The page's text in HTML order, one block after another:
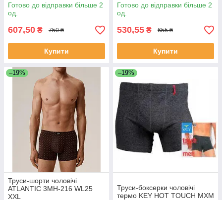
Готово до відправки більше 2
од.
607,50 ₴ 750 ₴
Купити
Готово до відправки більше 2
од.
530,55 ₴ 655 ₴
Купити
–19%
Труси-шорти чоловічі
ATLANTIC 3MH-216 WL25
XXL
–19%
Труси-боксерки чоловічі
термо KEY HOT TOUCH MXM